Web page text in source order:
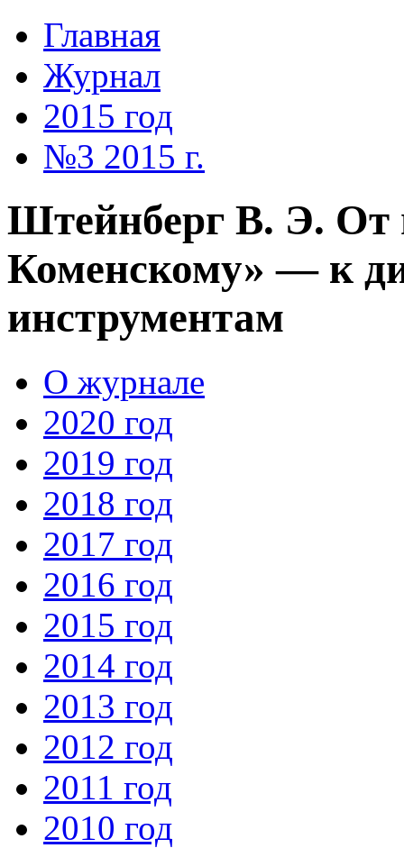
Главная
Журнал
2015 год
№3 2015 г.
Штейнберг В. Э. От
Коменскому» — к
инструментам
О журнале
2020 год
2019 год
2018 год
2017 год
2016 год
2015 год
2014 год
2013 год
2012 год
2011 год
2010 год